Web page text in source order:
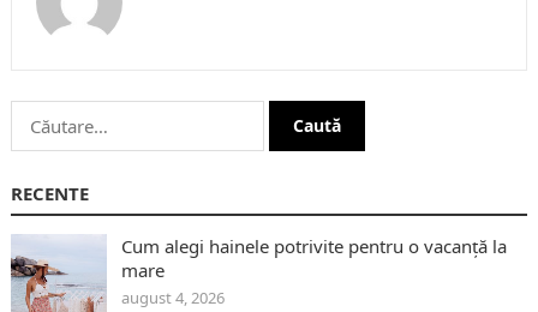
Caută
după:
RECENTE
Cum alegi hainele potrivite pentru o vacanță la
mare
august 4, 2026